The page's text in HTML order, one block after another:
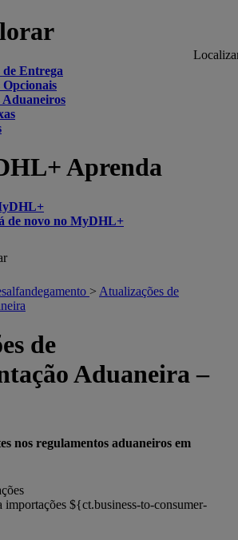
de Entrega
Opcionais
Aduaneiros
Aprenda
de novo no MyDHL+
> Atualizações de
de
Aduaneira –
nos regulamentos aduaneiros em
importações ${ct.business-to-consumer-